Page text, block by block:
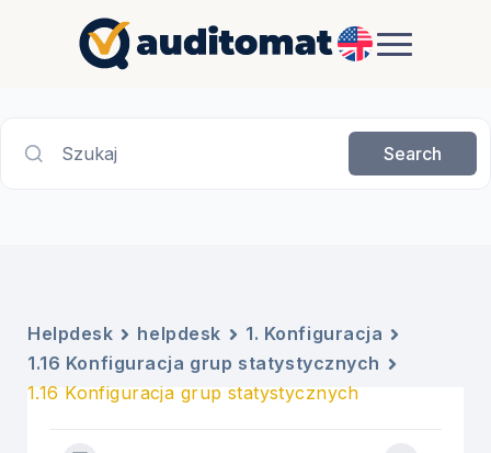
EN
Szukaj Search
Helpdesk helpdesk
1. Konfiguracja
1.16 Konfiguracja grup statystycznych
1.16 Konfiguracja grup statystycznych